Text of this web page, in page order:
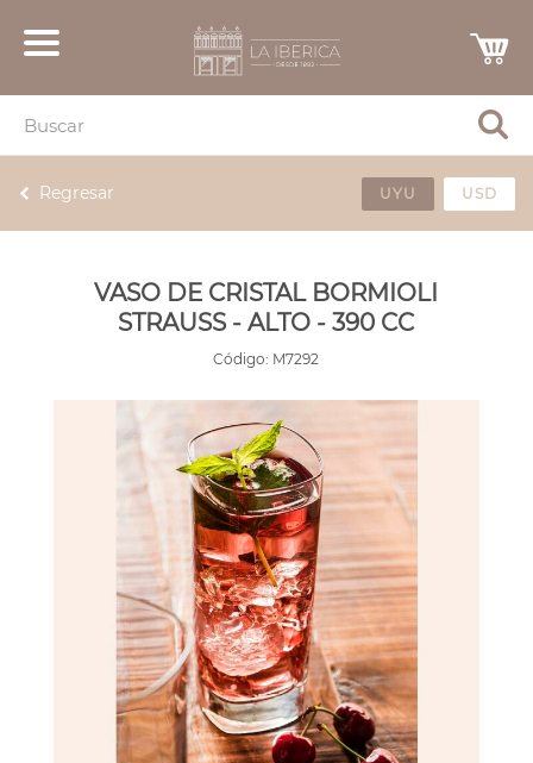
Regresar UYU USD
VASO DE CRISTAL BORMIOLI
STRAUSS - ALTO - 390 CC
Código: M7292